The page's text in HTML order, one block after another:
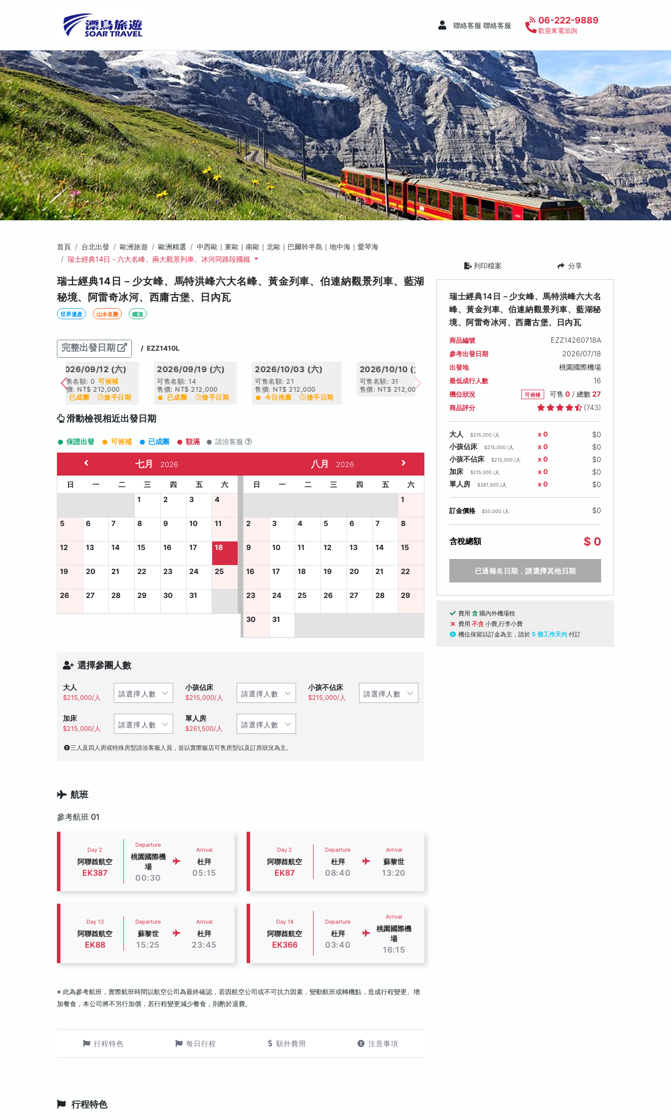
聯絡客服 聯絡客服 06-222-9889
歡迎來電洽詢
首頁 台北出發 歐洲旅遊 歐洲精選
中西歐｜東歐｜南歐｜北歐｜巴爾幹半島｜地中海｜愛琴海
瑞士經典14日－六大名峰、兩大觀景列車、冰河同路段國鐵
瑞士經典14日－少女峰、馬特洪峰六大名峰、黃金列車、伯連納觀景列車、藍湖
秘境、阿雷奇冰河、西庸古堡、日內瓦
世界遺產 山水名勝 鐵道
完整出發日期 / EZZ1410L
2026/09/12 (六)
可售名額: 0 可候補
售價: NT$ 212,000
已成團
搶手日期
2026/09/19 (六)
可售名額: 14
售價: NT$ 212,000
已成團
搶手日期
2026/10/03 (六)
可售名額: 21
售價: NT$ 212,000
今日推薦
搶手日期
2026/10/10 (六)
可售名額: 31
售價: NT$ 212,000
滑動檢視相近出發日期
保證出發 可候補 已成團 額滿 請洽客服
七月 2026
日 一 二 三 四 五
六
1
2 3 4
5 6 7 8 9 10 11
12 13 14 15 16 17 18
19 20 21 22 23 24 25
26 27 28 29 30 31
八月 2026
日 一 二 三 四 五
六
1
2 3 4 5 6 7 8
9 10 11 12 13 14 15
16 17 18 19 20 21 22
23 24 25 26 27 28 29
30 31
選擇參團人數
大人
$215,000/人
小孩佔床
$215,000/人
小孩不佔床
$215,000/人
加床
$215,000/人
單人房
$261,500/人
三人及四人房或特殊房型請洽客服人員，並以實際飯店可售房型以及訂房狀況為主。
航班
參考航班 01
Day 2
阿聯酋航空
EK387
Departure
桃園國際機
場
00:30
Arrival
杜拜
05:15
Day 2
阿聯酋航空
EK87
Departure
杜拜
08:40
Arrival
蘇黎世
13:20
Day 13
阿聯酋航空
EK88
Departure
蘇黎世
15:25
Arrival
杜拜
23:45
Day 14
阿聯酋航空
EK366
Departure
杜拜
03:40
Arrival
桃園國際機
場
16:15
※ 此為參考航班，實際航班時間以航空公司為最終確認，若因航空公司或不可抗力因素，變動航班或轉機點，造成行程變更、增
加餐食，本公司將不另行加價，若行程變更減少餐食，則酌於退費。
行程特色 每日行程 額外費用 注意事項
行程特色
列印檔案 分享
瑞士經典14日－少女峰、馬特洪峰六大名
峰、黃金列車、伯連納觀景列車、藍湖秘
境、阿雷奇冰河、西庸古堡、日內瓦
商品編號 EZZ14260718A
參考出發日期 2026/07/18
出發地 桃園國際機場
最低成行人數 16
機位狀況 可候補 可售 0/ 總數27
商品評分 (743)
大人 $215,000 /人 x 0 $0
小孩佔床 $215,000 /人 x 0 $0
小孩不佔床 $215,000 /人 x 0 $0
加床 $215,000 /人 x 0 $0
單人房 $261,500 /人 x 0 $0
訂金價格 $50,000 /人 $0
含稅總額 $ 0
已過報名日期，請選擇其他日期
費用 含 國內外機場稅
費用 不含 小費,行李小費
機位保留以訂金為主，請於 5 個工作天內 付訂